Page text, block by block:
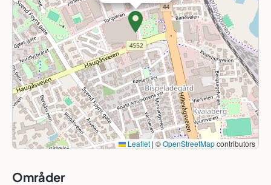
Leaflet | ©OpenStreetMapcontributors
Områder